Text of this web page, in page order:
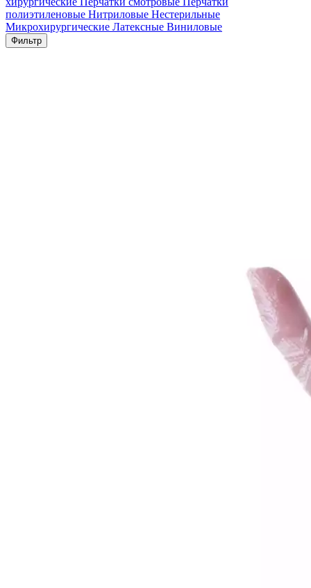
полиэтиленовые Нитриловые Нестерильные
Микрохирургические Латексные Виниловые
Фильтр